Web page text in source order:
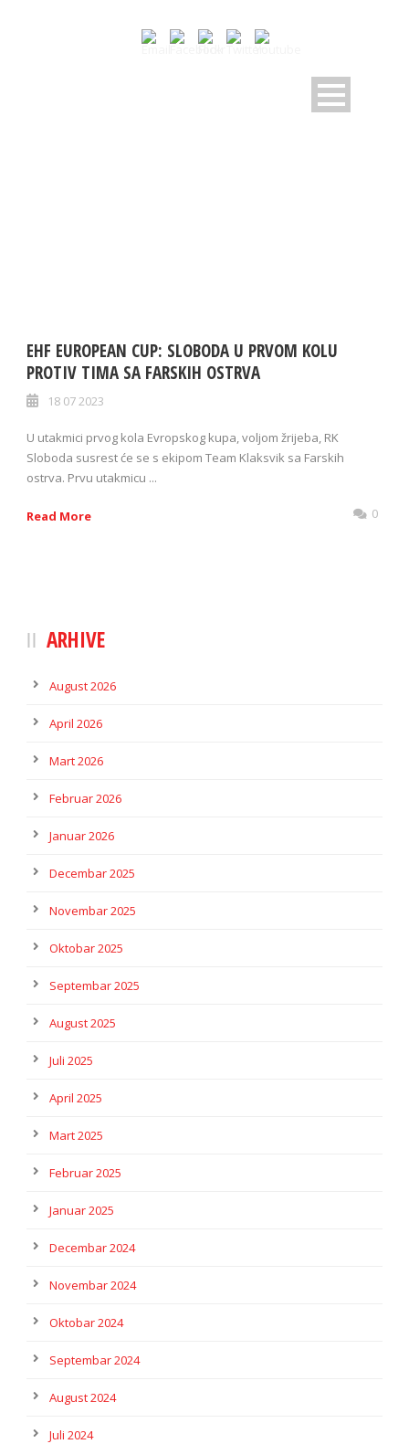
EHF EUROPEAN CUP: SLOBODA U PRVOM KOLU
PROTIV TIMA SA FARSKIH OSTRVA
18 07 2023
U utakmici prvog kola Evropskog kupa, voljom žrijeba, RK
Sloboda susrest će se s ekipom Team Klaksvik sa Farskih
ostrva. Prvu utakmicu ...
Read More 0
ARHIVE
August 2026
April 2026
Mart 2026
Februar 2026
Januar 2026
Decembar 2025
Novembar 2025
Oktobar 2025
Septembar 2025
August 2025
Juli 2025
April 2025
Mart 2025
Februar 2025
Januar 2025
Decembar 2024
Novembar 2024
Oktobar 2024
Septembar 2024
August 2024
Juli 2024